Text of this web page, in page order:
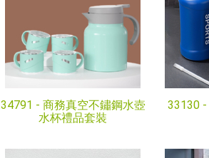
34791 - 商務真空不鏽鋼水壺
水杯禮品套裝
33130 -